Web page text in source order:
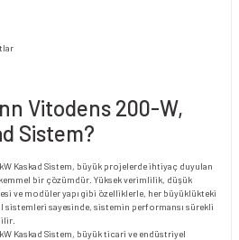
Vitodens 200-W,
Sistem?
Kaskad Sistem, büyük projelerde ihtiyaç duyulan
bir çözümdür. Yüksek verimlilik, düşük
ve modüler yapı gibi özelliklerle, her büyüklükteki
sayesinde, sistemin performansı sürekli
Kaskad Sistem, büyük ticari ve endüstriyel